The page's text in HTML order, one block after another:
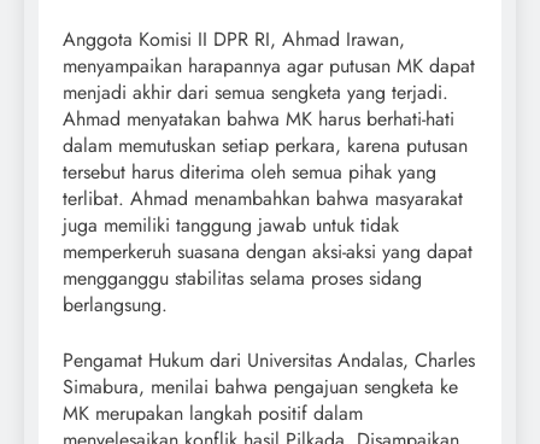
Anggota Komisi II DPR RI, Ahmad Irawan,
menyampaikan harapannya agar putusan MK dapat
menjadi akhir dari semua sengketa yang terjadi.
Ahmad menyatakan bahwa MK harus berhati-hati
dalam memutuskan setiap perkara, karena putusan
tersebut harus diterima oleh semua pihak yang
terlibat. Ahmad menambahkan bahwa masyarakat
juga memiliki tanggung jawab untuk tidak
memperkeruh suasana dengan aksi-aksi yang dapat
mengganggu stabilitas selama proses sidang
berlangsung.
Pengamat Hukum dari Universitas Andalas, Charles
Simabura, menilai bahwa pengajuan sengketa ke
MK merupakan langkah positif dalam